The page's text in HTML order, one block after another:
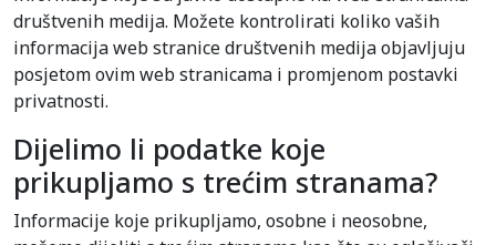
društvenih medija. Možete kontrolirati koliko vaših
informacija web stranice društvenih medija objavljuju
posjetom ovim web stranicama i promjenom postavki
privatnosti.
Dijelimo li podatke koje
prikupljamo s trećim stranama?
Informacije koje prikupljamo, osobne i neosobne,